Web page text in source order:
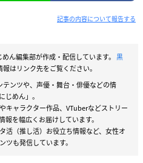
記事の内容について報告する
めん編集部が作成・配信しています。 黒
報はリンク先をご覧ください。
ンツや、声優・舞台・俳優などの情
じめん」。
キャラクター作品、VTuberなどストリー
を幅広くお届けしています。
活（推し活）お役立ち情報など、女性オ
ツも発信しています。